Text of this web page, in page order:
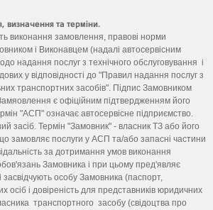
визначення та терміни.
виконання замовлення, правові норми
і Виконавцем (надалі автосервісним
надання послуг з технічного обслуговування і
у відповідності до "Правил надання послуг з
транспортних засобів". Підпис Замовником
є офіційним підтвердженням його
"АСП" означає автосервісне підприємство.
засіб. Термін "Замовник" - власник ТЗ або його
замовляє послуги у АСП та/або запасні частини
за дотримання умов виконання
Замовника і при цьому пред'являє
засвідчують особу Замовника (паспорт,
осіб і довіреність для представників юридичних
транспортного засобу (свідоцтва про